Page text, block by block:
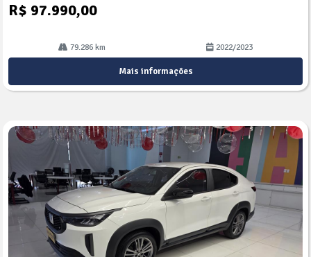
R$ 97.990,00
79.286 km 2022/2023
Mais informações